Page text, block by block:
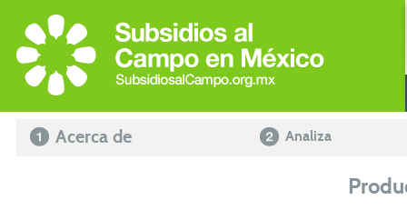
Acerca de Analiza